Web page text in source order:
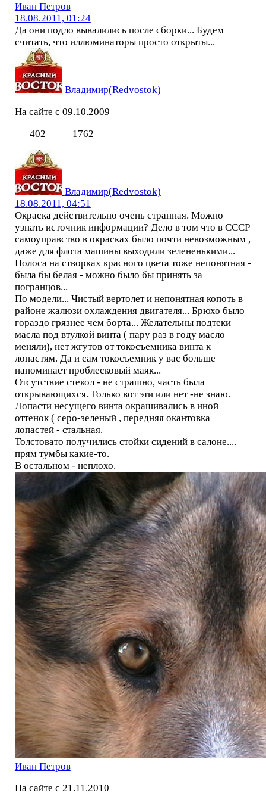
Иван Петров
18.08.2011, 01:24
Да они подло вывалились после сборки... Будем
считать, что иллюминаторы просто открыты...
Владимир(Redvostok)
На сайте с 09.10.2009
402
1762
Владимир(Redvostok)
18.08.2011, 04:51
Окраска действительно очень странная. Можно
узнать источник информации? Дело в том что в СССР
самоуправство в окрасках было почти невозможным ,
даже для флота машины выходили зелененькими...
Полоса на створках красного цвета тоже непонятная -
была бы белая - можно было бы принять за
погранцов...
По модели... Чистый вертолет и непонятная копоть в
районе жалюзи охлаждения двигателя... Брюхо было
гораздо грязнее чем борта... Желательны подтеки
масла под втулкой винта ( пару раз в году масло
меняли), нет жгутов от токосъемника винта к
лопастям. Да и сам токосъемник у вас больше
напоминает проблесковый маяк...
Отсутствие стекол - не страшно, часть была
открывающихся. Только вот эти или нет -не знаю.
Лопасти несущего винта окрашивались в иной
оттенок ( серо-зеленый , передняя окантовка
лопастей - стальная.
Толстовато получились стойки сидений в салоне....
прям тумбы какие-то.
В остальном - неплохо.
Иван Петров
На сайте с 21.11.2010